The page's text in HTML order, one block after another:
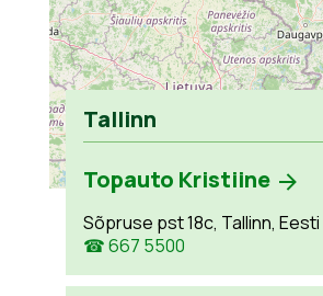
Leaflet
Tallinn
Topauto Kristiine
Sõpruse pst 18c, Tallinn, Eesti
☎ 667 5500